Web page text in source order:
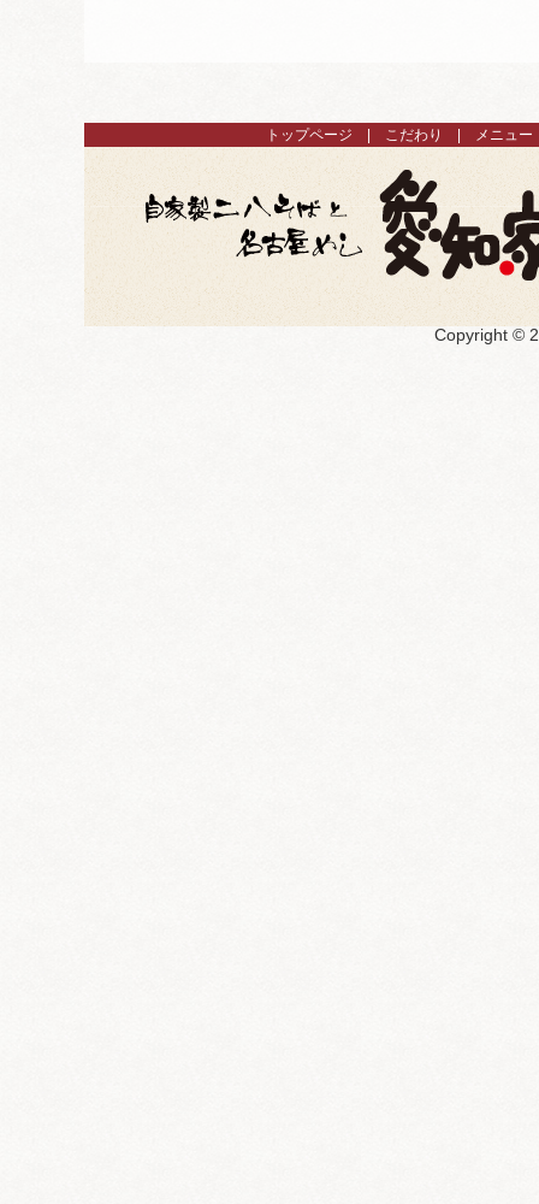
トップページ こだわり メニュー
Copyright ©